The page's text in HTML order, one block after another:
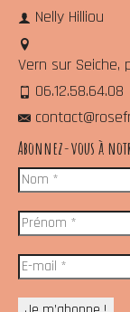
Nelly Hilliou
Vern sur Seiche,
06.12.58.64.08
Abonnez-vous à